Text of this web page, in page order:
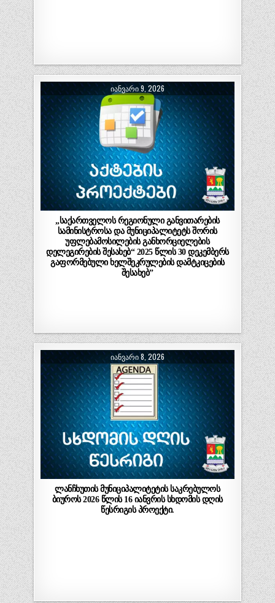
ᲘᲐᲜᲕᲐᲠᲘ 9, 2026
„საქართველოს რეგიონული განვითარების
სამინისტროსა და მუნიციპალიტეტს შორის
უფლებამოსილების განხორციელების
დელეგირების შესახებ“ 2025 წლის 30 დეკემბერს
გაფორმებული ხელშეკრულების დამტკიცების
შესახებ”
ᲘᲐᲜᲕᲐᲠᲘ 8, 2026
ლანჩხუთის მუნიციპალიტეტის საკრებულოს
ბიუროს 2026 წლის 16 იანვრის სხდომის დღის
წესრიგის პროექტი.